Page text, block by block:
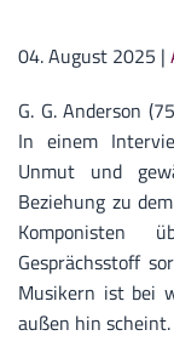
04. August 2025 |
G. G. Anderson
In einem
Unmut und
Beziehung zu
Komponisten
Gesprächsstoff
Musikern ist bei
außen hin scheint.